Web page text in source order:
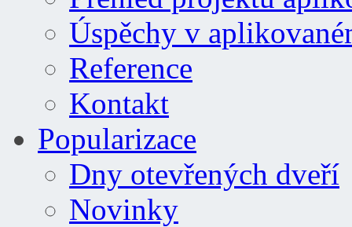
Úspěchy v
Reference
Kontakt
Popularizace
Dny otevřených dveří
Novinky